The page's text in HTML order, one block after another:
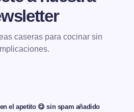
caseras para cocinar sin
el apetito 😋 sin spam añadido